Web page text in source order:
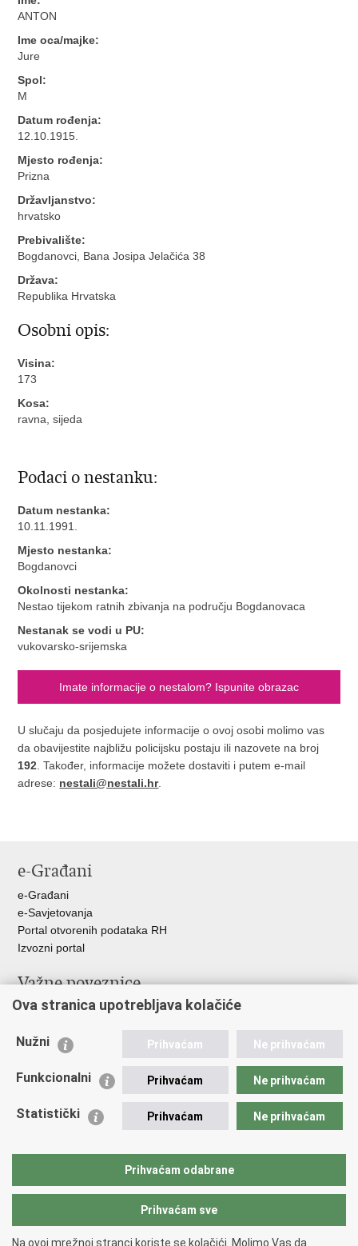
ANTON
Ime oca/majke:
Jure
Spol:
M
Datum rođenja:
12.10.1915.
Mjesto rođenja:
Prizna
Državljanstvo:
hrvatsko
Prebivalište:
Bogdanovci, Bana Josipa Jelačića 38
Država:
Republika Hrvatska
Osobni opis:
Visina:
173
Kosa:
ravna, sijeda
Podaci o nestanku:
Datum nestanka:
10.11.1991.
Mjesto nestanka:
Bogdanovci
Okolnosti nestanka:
Nestao tijekom ratnih zbivanja na području Bogdanovaca
Nestanak se vodi u PU:
vukovarsko-srijemska
Imate informacije o nestalom? Ispunite obrazac
U slučaju da posjedujete informacije o ovoj osobi molimo vas
da obavijestite najbližu policijsku postaju ili nazovete na broj
192. Također, informacije možete dostaviti i putem e-mail
adrese: nestali@nestali.hr.
e-Građani
e-Građani
e-Savjetovanja
Portal otvorenih podataka RH
Izvozni portal
Važne poveznice
Ministarstvo unutarnjih poslova RH
Nestale osobe u Domovinskom ratu (Ministarstvo hrvatskih
Ministarstvo znanosti i obrazovanja
Ova stranica upotrebljava kolačiće
Nužni Prihvaćam Ne prihvaćam
Funkcionalni Prihvaćam Ne prihvaćam
Statistički Prihvaćam Ne prihvaćam
Prihvaćam odabrane
Prihvaćam sve
Na ovoj mrežnoj stranci koriste se kolačići. Molimo Vas da